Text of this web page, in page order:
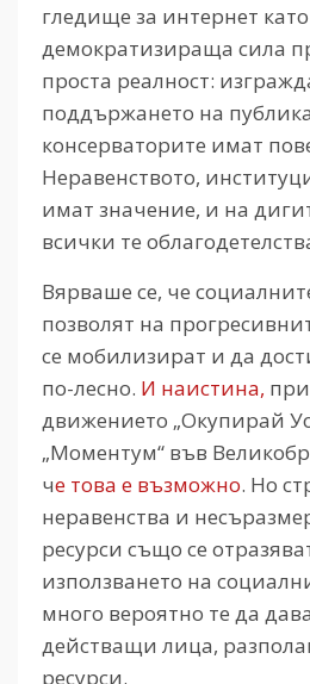
гледище за интернет
демократизираща сила
проста реалност:
поддържането на
консерваторите имат
Неравенството,
имат значение, и на
всички те
Вярваше се, че
позволят на
се мобилизират и да
по-лесно. И наистина,
движението „Окупирай
„Моментум“ във
че това е възможно. Но
неравенства и
ресурси също се
използването на
много вероятно те да
действащи лица,
ресурси.